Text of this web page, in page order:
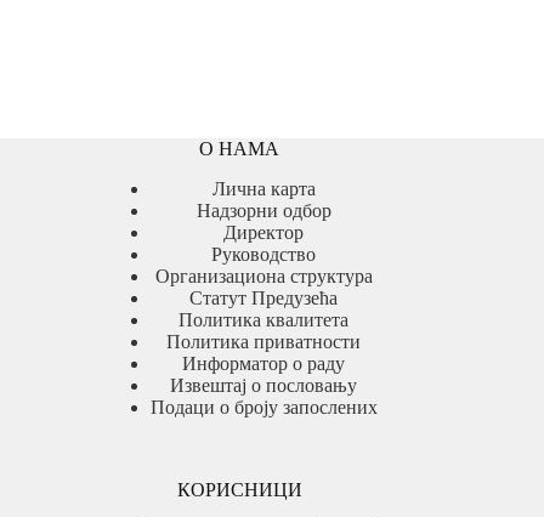
О НАМА
Лична карта
Надзорни одбор
Директор
Руководство
Организациона структура
Статут Предузећа
Политика квалитета
Политика приватности
Информатор о раду
Извештај о пословању
Подаци о броју запослених
КОРИСНИЦИ